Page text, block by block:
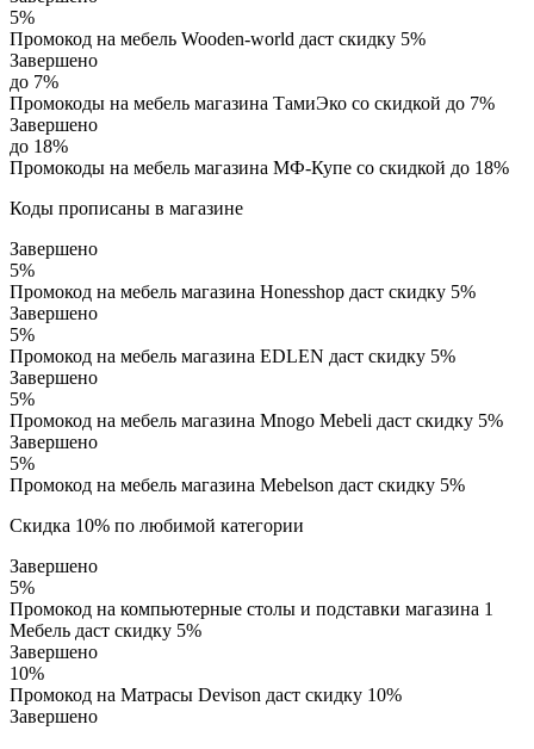
5%
Промокод на мебель Wooden-world даст скидку 5%
Завершено
до 7%
Промокоды на мебель магазина ТамиЭко со скидкой до 7%
Завершено
до 18%
Промокоды на мебель магазина МФ-Купе со скидкой до 18%
Коды прописаны в магазине
Завершено
5%
Промокод на мебель магазина Honesshop даст скидку 5%
Завершено
5%
Промокод на мебель магазина EDLEN даст скидку 5%
Завершено
5%
Промокод на мебель магазина Mnogo Mebeli даст скидку 5%
Завершено
5%
Промокод на мебель магазина Mebelson даст скидку 5%
Скидка 10% по любимой категории
Завершено
5%
Промокод на компьютерные столы и подставки магазина 1
Мебель даст скидку 5%
Завершено
10%
Промокод на Матрасы Devison даст скидку 10%
Завершено